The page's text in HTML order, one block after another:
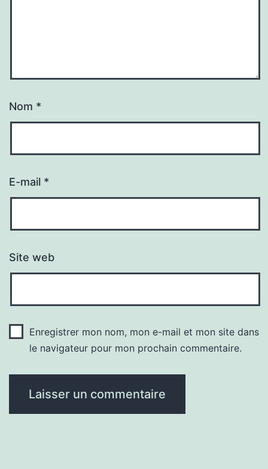
Nom *
E-mail *
Site web
Enregistrer mon nom, mon e-mail et mon site dans
le navigateur pour mon prochain commentaire.